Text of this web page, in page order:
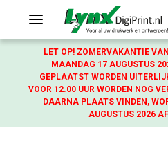
LET OP! ZOMERVAKANTIE
MAANDAG 17 AUGUSTUS
GEPLAATST WORDEN
VOOR 12.00 UUR WORDEN NOG
DAARNA PLAATS VINDEN,
AUGUSTUS 2026